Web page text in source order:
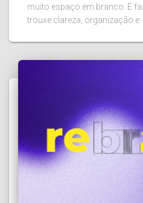
muito espaço em branco. E
trouxe clareza, organização e